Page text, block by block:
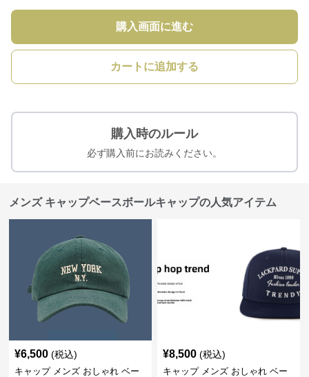
購入画面に進む
カートに追加する
購入時のルール
必ず購入前にお読みください。
メンズ キャップベースボールキャップの人気アイテム
¥6,500 (税込)
キャップ メンズ おしゃれ ベー
¥8,500 (税込)
キャップ メンズ おしゃれ ベー